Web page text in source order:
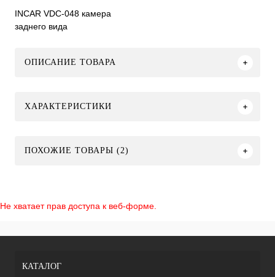
INCAR VDC-048 камера
заднего вида
ОПИСАНИЕ ТОВАРА
ХАРАКТЕРИСТИКИ
ПОХОЖИЕ ТОВАРЫ (2)
Не хватает прав доступа к веб-форме.
КАТАЛОГ